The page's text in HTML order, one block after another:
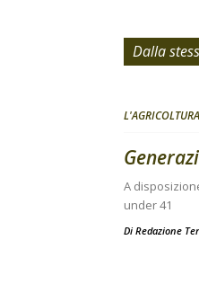
Dalla
A
under 41
Di Redazione